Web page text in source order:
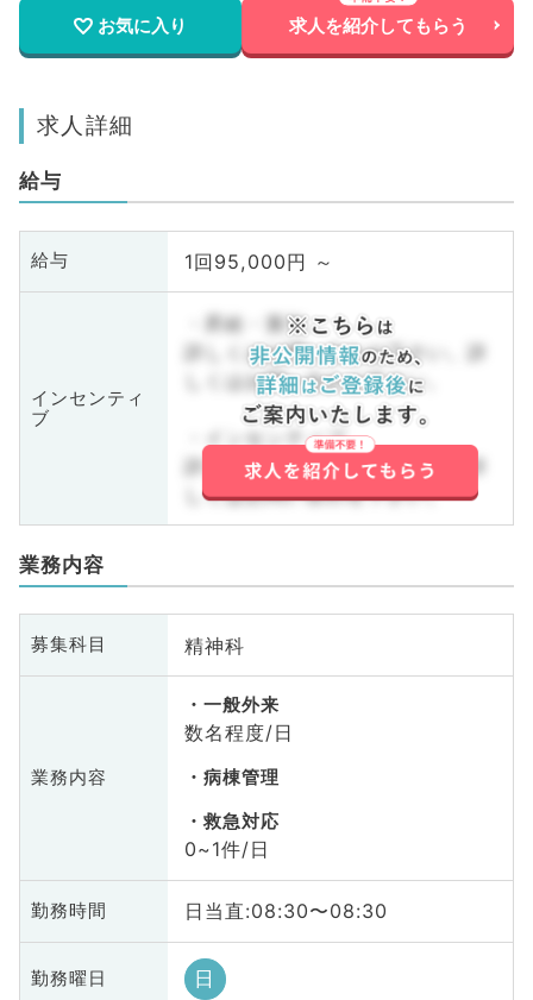
お気に入り 求人を紹介してもらう
求人詳細
給与
給与 1回95,000円 ～
インセンティ
ブ
・昇給・賞与
詳しくはお問い合わせ下さい。詳
しくはお問い合わせ下さい。
・インセンティブ
詳しくはお問い合わせ下さい。詳
しくはお問い合わせ下さい。
業務内容
募集科目 精神科
業務内容
一般外来
数名程度/日
病棟管理
救急対応
0~1件/日
勤務時間 日当直:08:30〜08:30
勤務曜日 日